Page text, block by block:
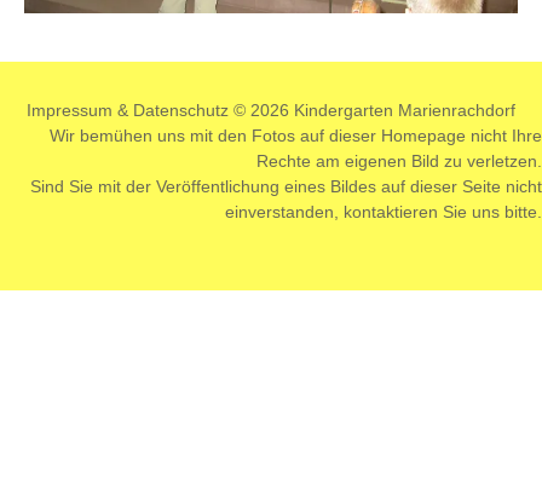
Impressum & Datenschutz © 2026 Kindergarten Marienrachdorf
Wir bemühen uns mit den Fotos auf dieser Homepage nicht Ihre
Rechte am eigenen Bild zu verletzen.
Sind Sie mit der Veröffentlichung eines Bildes auf dieser Seite nicht
einverstanden, kontaktieren Sie uns bitte.